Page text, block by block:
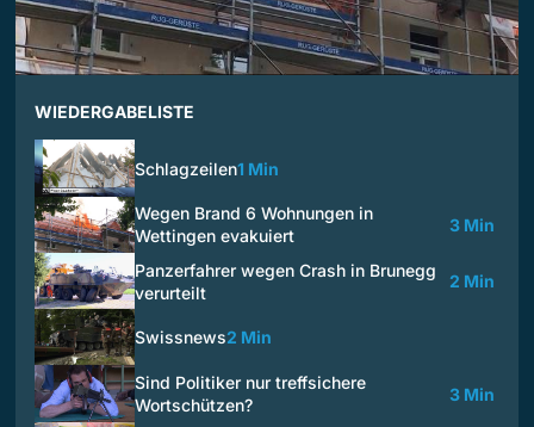
WIEDERGABELISTE
Schlagzeilen1 Min
Wegen Brand 6 Wohnungen in
Wettingen evakuiert
3 Min
Panzerfahrer wegen Crash in Brunegg
verurteilt
2 Min
Swissnews2 Min
Sind Politiker nur treffsichere
Wortschützen?
3 Min